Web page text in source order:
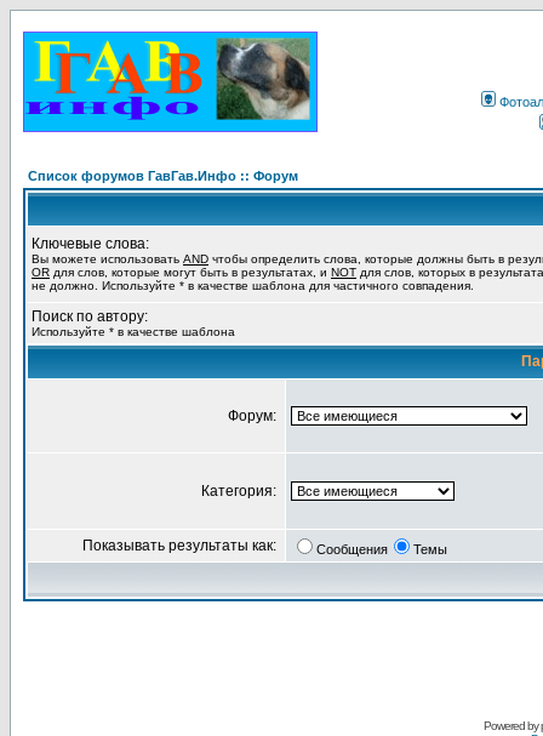
Список форумов ГавГав.Инфо :: Форум
Ключевые слова:
Вы можете использовать AND чтобы определить слова, которые должны быть в
OR для слов, которые могут быть в результатах, и NOT для слов, которых в
не должно. Используйте * в качестве шаблона для частичного совпадения.
Поиск по автору:
Используйте * в качестве шаблона
Форум:
Категория:
Показывать результаты как: Сообщения Темы
Powered by